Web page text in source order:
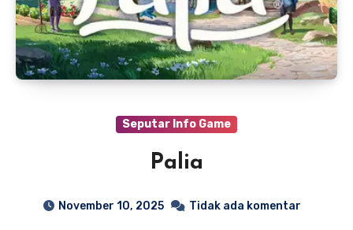
Seputar Info Game
Palia
November 10, 2025 Tidak ada komentar